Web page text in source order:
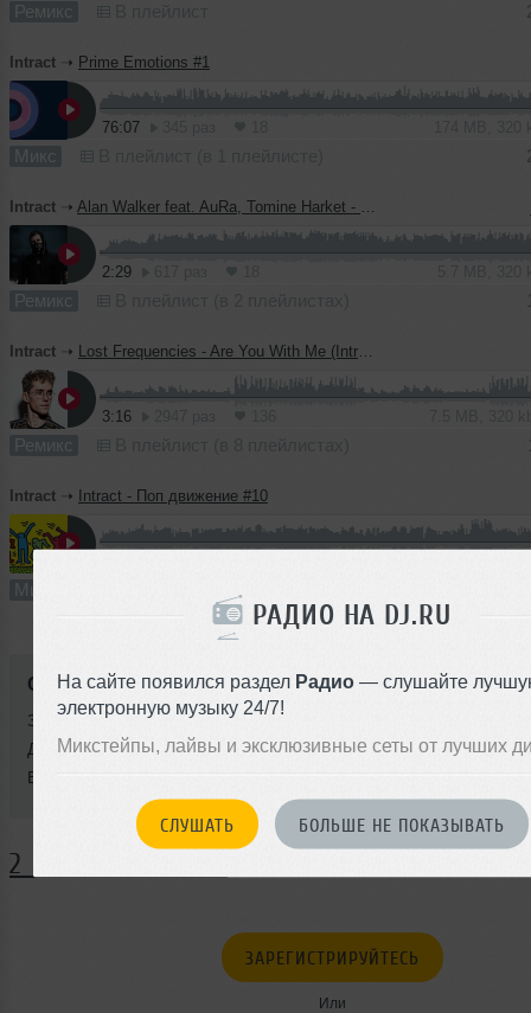
РАДИО НА DJ.RU
На сайте появился раздел Радио — слушайте
электронную музыку 24/7!
Микстейпы, лайвы и эксклюзивные сеты от лучших
СЛУШАТЬ БОЛЬШЕ НЕ ПОКАЗЫВАТЬ
Ремикс
Intract ➝ Prime Emotions #1
76:07
Микс
Intract ➝ Alan Walker feat. AuRa, Tomine Harket - Darkside (Intract Remix)
2:29
Ремикс
Intract ➝ Lost Frequencies - Are You With Me (Intract Remix)
3:16
Ремикс
Intract ➝ Intract - Поп движение #10
Микс
Стиль: Dance-Pop
Записан: 07 июля 2023
Добавлен: 07 июля 2023, 22:21
BPM: 88
2 КОММЕНТАРИЯ
ЗАРЕГИСТРИРУЙТЕСЬ
Или